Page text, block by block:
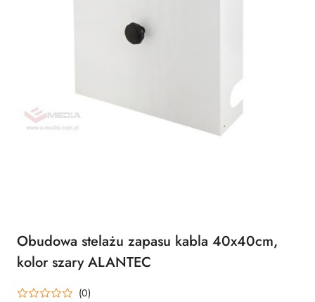
Obudowa stelażu zapasu kabla 40x40cm,
kolor szary ALANTEC
(0)